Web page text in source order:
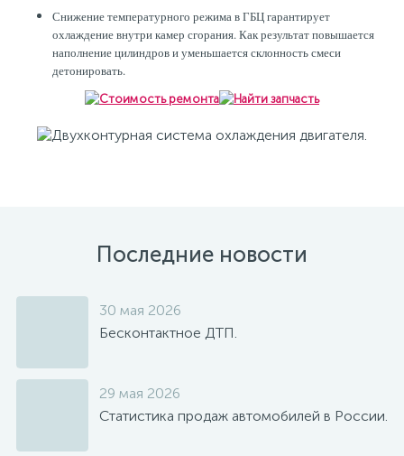
Снижение температурного режима в ГБЦ гарантирует
охлаждение внутри камер сгорания. Как результат повышается
наполнение цилиндров и уменьшается склонность смеси
детонировать.
Последние новости
30 мая 2026
Бесконтактное ДТП.
29 мая 2026
Статистика продаж автомобилей в России.